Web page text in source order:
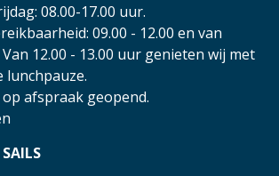
08.00-17.00 uur.
09.00 - 12.00 en van
Van 12.00 - 13.00 uur genieten wij met
lunchpauze.
afspraak geopend.